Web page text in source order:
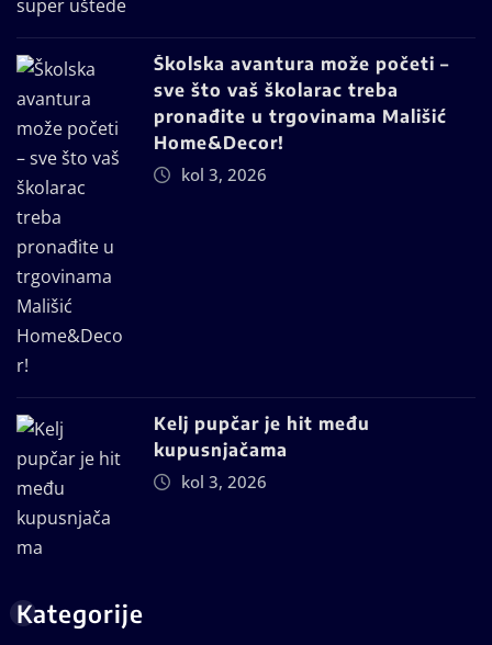
Školska avantura može početi –
sve što vaš školarac treba
pronađite u trgovinama Mališić
Home&Decor!
kol 3, 2026
Kelj pupčar je hit među
kupusnjačama
kol 3, 2026
Kategorije